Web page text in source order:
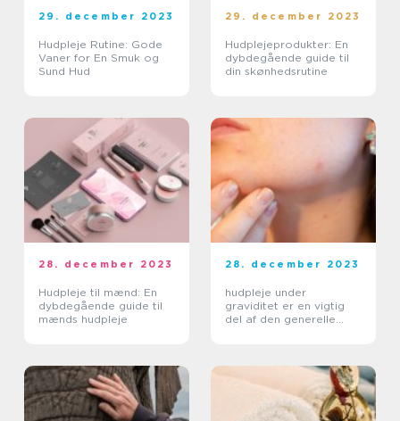
29. december 2023
Hudpleje Rutine: Gode
Vaner for En Smuk og
Sund Hud
29. december 2023
Hudplejeprodukter: En
dybdegående guide til
din skønhedsrutine
28. december 2023
Hudpleje til mænd: En
dybdegående guide til
mænds hudpleje
28. december 2023
hudpleje under
graviditet er en vigtig
del af den generelle